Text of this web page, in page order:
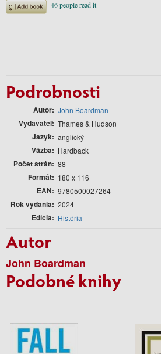
Podrobnosti
Autor John Boardman
Vydavateľ Thames & Hudson
Jazyk anglický
Väzba Hardback
Počet strán 88
Formát 180 x 116
EAN 9780500027264
Rok vydania 2024
Edícia História
Autor
John Boardman
Podobné knihy